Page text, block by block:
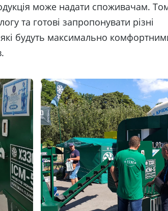
може надати споживачам.
та готові запропонувати різні
будуть максимально